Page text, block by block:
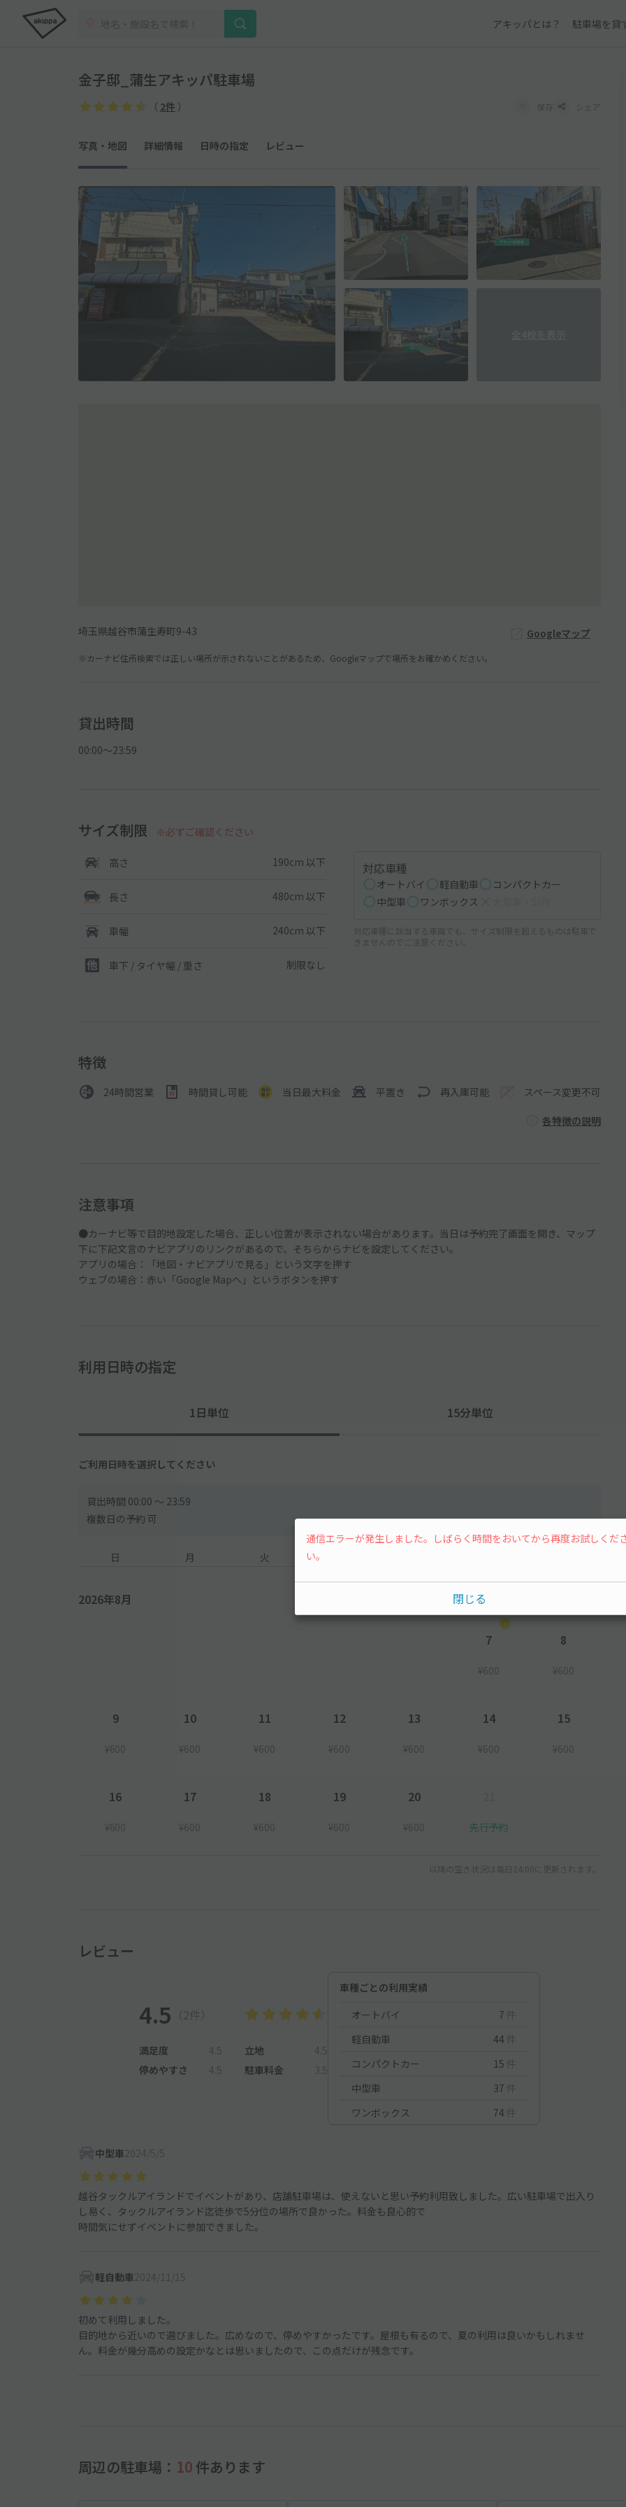
アキッパとは？ 駐車場を貸
金子邸_蒲生アキッパ駐車場
（ 2件 ） 保存 シェア
写真・地図 詳細情報 日時の指定 レビュー
埼玉県越谷市蒲生寿町9-43 Googleマップ
※カーナビ住所検索では正しい場所が示されないことがあるため、Googleマップで場所をお確かめください。
貸出時間
00:00〜23:59
サイズ制限 ※必ずご確認ください
高さ 190cm 以下
長さ 480cm 以下
車幅 240cm 以下
車下 / タイヤ幅 / 重さ 制限なし
対応車種
オートバイ 軽自動車
コンパクトカー
中型車
ワンボックス
対応車種に該当する車両でも、サイズ制限を超えるものは駐車で
きませんのでご注意ください。
特徴
24時間営業 時間貸し可能 当日最大料金 平置き 再入庫可能 スペース変更不可
各特徴の説明
注意事項
●カーナビ等で目的地設定した場合、正しい位置が表示されない場合があります。当日は予約完了画面を開き、マップ
下に下記文言のナビアプリのリンクがあるので、そちらからナビを設定してください。
アプリの場合：「地図・ナビアプリで見る」という文字を押す
ウェブの場合：赤い「Google Mapへ」というボタンを押す
利用日時の指定
1日単位 15分単位
ご利用日時を選択してください
貸出時間 00:00 〜 23:59
複数日の予約 可
日 月 火
2026年8月
7
¥600
8
¥600
9
¥600
10
¥600
11
¥600
12
¥600
13
¥600
14
¥600
15
¥600
16
¥600
17
¥600
18
¥600
19
¥600
20
¥600 先行予約
以降の空き状況は毎日24:00に更新されます。
レビュー
4.5 （2件）
満足度 4.5 立地
4.5
停めやすさ
4.5 駐車料金 3.5
車種ごとの利用実績
オートバイ
7 件
軽自動車
44 件
コンパクトカー
15 件
中型車
37 件
ワンボックス
74 件
中型車2024/5/5
越谷タックルアイランドでイベントがあり、店舗駐車場は、使えないと思い予約利用致しました。広い駐車場で出入り
し易く、タックルアイランド迄徒歩で5分位の場所で良かった。料金も良心的で
時間気にせずイベントに参加できました。
軽自動車2024/11/15
初めて利用しました。
目的地から近いので選びました。広めなので、停めやすかったです。屋根も有るので、夏の利用は良いかもしれませ
ん。料金が幾分高めの設定かなとは思いましたので、この点だけが残念です。
周辺の駐車場： 10 件あります
通信エラーが発生しました。しばらく時間をおいてから再度お試しくだ
い。
閉じる